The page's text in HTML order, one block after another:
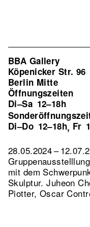
BBA Gallery
Köpenicker Str. 96
Berlin Mitte
Öffnungszeiten
Di–Sa 12–18h
Di–Do 12–18h, Fr
28.05.2024 –
mit dem
Skulptur. Juheon
Piotter, Oscar